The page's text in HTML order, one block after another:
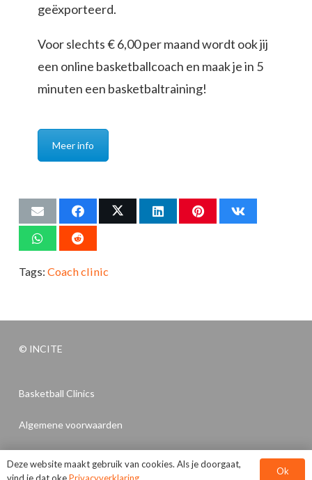
geëxporteerd.
Voor slechts € 6,00 per maand wordt ook jij
een online basketballcoach en maak je in 5
minuten een basketbaltraining!
Meer info
Tags: Coach clinic
© INCITE
Basketball Clinics
Algemene voorwaarden
Deze website maakt gebruik van cookies. Als je doorgaat,
Ok